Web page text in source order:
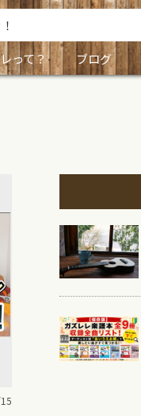
って？ ブログ